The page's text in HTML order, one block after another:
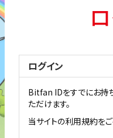
ログイン
Bitfan IDをすでにお持
ただけます。
当サイトの利用規約をご